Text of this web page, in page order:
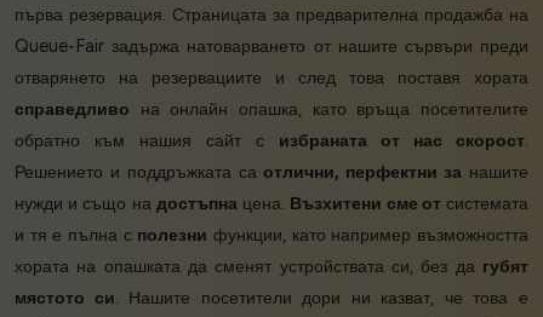
първа резервация. Страницата за предварителна продажба на
Queue-Fair задържа натоварването от нашите сървъри преди
отварянето на резервациите и след това поставя хората
справедливо на онлайн опашка, като връща посетителите
обратно към нашия сайт с избраната от нас скорост.
Решението и поддръжката саотлични, перфектни за нашите
нужди и също на достъпнацена. Възхитени сме отсистемата
и тя е пълна с полезни функции, като например възможността
хората на опашката да сменят устройствата си, без да губят
мястото си. Нашите посетители дори ни казват, че това е